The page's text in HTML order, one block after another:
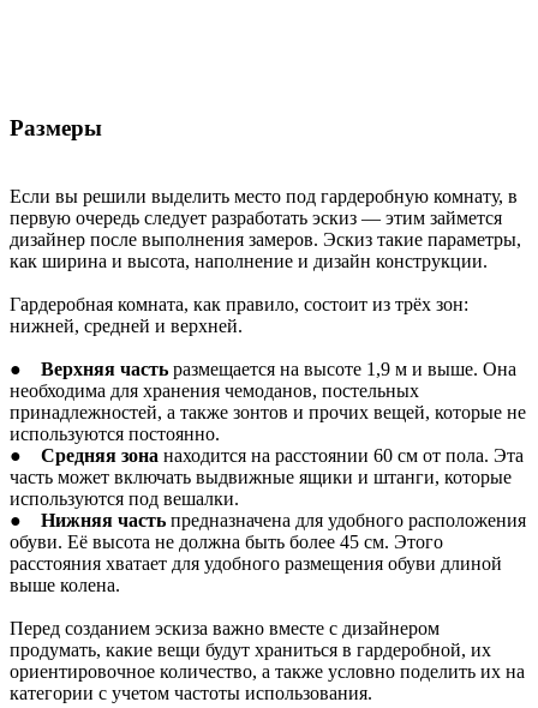
Размеры
Если вы решили выделить место под гардеробную комнату, в
первую очередь следует разработать эскиз — этим займется
дизайнер после выполнения замеров. Эскиз такие параметры,
как ширина и высота, наполнение и дизайн конструкции.
Гардеробная комната, как правило, состоит из трёх зон:
нижней, средней и верхней.
● Верхняя часть размещается на высоте 1,9 м и выше. Она
необходима для хранения чемоданов, постельных
принадлежностей, а также зонтов и прочих вещей, которые не
используются постоянно.
● Средняя зона находится на расстоянии 60 см от пола. Эта
часть может включать выдвижные ящики и штанги, которые
используются под вешалки.
● Нижняя часть предназначена для удобного расположения
обуви. Её высота не должна быть более 45 см. Этого
расстояния хватает для удобного размещения обуви длиной
выше колена.
Перед созданием эскиза важно вместе с дизайнером
продумать, какие вещи будут храниться в гардеробной, их
ориентировочное количество, а также условно поделить их на
категории с учетом частоты использования.